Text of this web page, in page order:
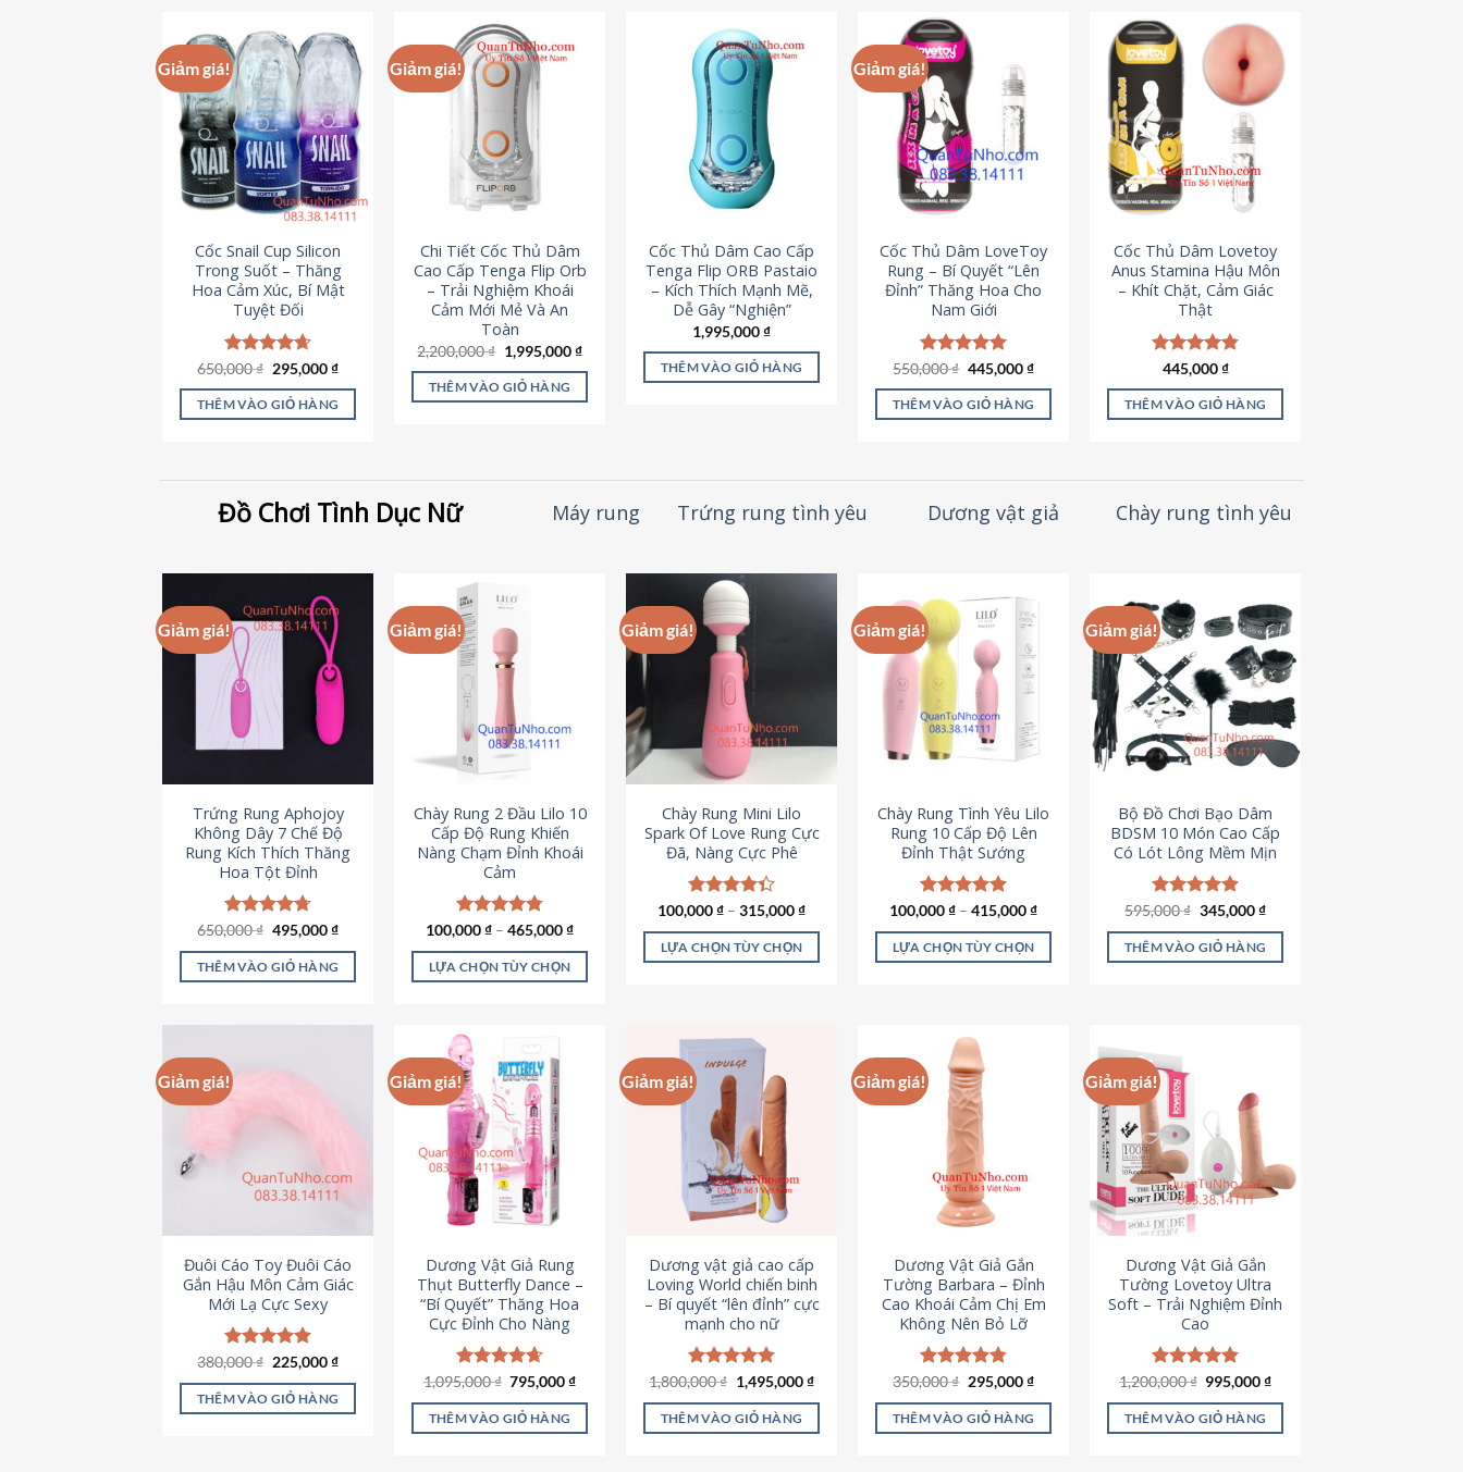
này
có
nhiều
biến
thể.
Các
tùy
chọn
thể
được
chọn
trên
trang
phẩm
Giảm giá!
Cốc Snail Cup Silicon
Trong Suốt – Thăng
Hoa Cảm Xúc, Bí Mật
Tuyệt Đối
Được xếp
hạng4.69
5 sao
650,000₫ Giá
là:
650,000 ₫.
295,000₫Giá
tại
là:
THÊM VÀO GIỎ HÀNG
Giảm giá!
Chi Tiết Cốc Thủ Dâm
Cao Cấp Tenga Flip Orb
– Trải Nghiệm Khoái
Cảm Mới Mẻ Và An
Toàn
2,200,000₫ Giá
gốc
là:
2,200,000 ₫.
1,995,000₫Giá
THÊM VÀO GIỎ HÀNG
Cốc Thủ Dâm Cao Cấp
Tenga Flip ORB Pastaio
– Kích Thích Mạnh Mẽ,
Dễ Gây “Nghiện”
1,995,000₫
THÊM VÀO GIỎ HÀNG
Giảm giá!
Cốc Thủ Dâm LoveToy
Rung – Bí Quyết “Lên
Đỉnh” Thăng Hoa Cho
Nam Giới
Được xếp
hạng5.00
5 sao
550,000₫ Giá
là:
550,000 ₫.
445,000₫Giá
tại
là:
THÊM VÀO GIỎ HÀNG
Cốc Thủ Dâm Lovetoy
Anus Stamina Hậu Môn
– Khít Chặt, Cảm Giác
Thật
Được xếp
hạng4.84
5 sao
445,000₫
THÊM VÀO GIỎ HÀNG
Đồ Chơi Tình Dục Nữ Máy rung Trứng rung tình yêu Dương vật giả Chày rung tình yêu
Giảm giá!
Trứng Rung Aphojoy
Không Dây 7 Chế Độ
Rung Kích Thích Thăng
Hoa Tột Đỉnh
Được xếp
5 sao
650,000₫ Giá
là:
650,000 ₫.
495,000₫Giá
tại
là:
THÊM VÀO GIỎ HÀNG
Giảm giá!
Chày Rung 2 Đầu Lilo 10
Cấp Độ Rung Khiến
Nàng Chạm Đỉnh Khoái
Cảm
Được xếp
5 sao
100,000₫ – 465,000₫
LỰA CHỌN TÙY CHỌN
có
nhiều
biến
thể.
Các
tùy
chọn
thể
được
chọn
trên
trang
phẩm
Giảm giá!
Chày Rung Mini Lilo
Spark Of Love Rung Cực
Đã, Nàng Cực Phê
Được xếp
5 sao
100,000₫ – 315,000₫
LỰA CHỌN TÙY CHỌN
nhiều
thể.
Các
tùy
chọn
được
chọn
trên
trang
sản
phẩm
Giảm giá!
Chày Rung Tình Yêu Lilo
Rung 10 Cấp Độ Lên
Đỉnh Thật Sướng
Được xếp
5 sao
100,000₫ – 415,000₫
LỰA CHỌN TÙY CHỌN
có
nhiều
biến
thể.
Các
tùy
chọn
có
được
chọn
trên
trang
sản
phẩm
Giảm giá!
Bộ Đồ Chơi Bạo Dâm
BDSM 10 Món Cao Cấp
Có Lót Lông Mềm Mịn
Được xếp
5 sao
595,000₫ Giá
là:
595,000 ₫.
345,000₫Giá
tại
là:
THÊM VÀO GIỎ HÀNG
Giảm giá!
Đuôi Cáo Toy Đuôi Cáo
Gắn Hậu Môn Cảm Giác
Mới Lạ Cực Sexy
Được xếp
5 sao
380,000₫ Giá
là:
380,000 ₫.
225,000₫Giá
tại
là:
THÊM VÀO GIỎ HÀNG
Giảm giá!
Dương Vật Giả Rung
Thụt Butterfly Dance –
“Bí Quyết” Thăng Hoa
Cực Đỉnh Cho Nàng
Được xếp
5 sao
1,095,000₫ Giá
là:
1,095,000 ₫.
795,000₫Giá
tại
THÊM VÀO GIỎ HÀNG
Giảm giá!
Dương vật giả cao cấp
Loving World chiến binh
– Bí quyết “lên đỉnh” cực
mạnh cho nữ
Được xếp
5 sao
1,800,000₫ Giá
gốc
là:
1,800,000 ₫.
1,495,000₫Giá
tại
THÊM VÀO GIỎ HÀNG
Giảm giá!
Dương Vật Giả Gắn
Tường Barbara – Đỉnh
Cao Khoái Cảm Chị Em
Không Nên Bỏ Lỡ
Được xếp
5 sao
350,000₫ Giá
là:
350,000 ₫.
295,000₫Giá
tại
là:
THÊM VÀO GIỎ HÀNG
Giảm giá!
Dương Vật Giả Gắn
Tường Lovetoy Ultra
Soft – Trải Nghiệm Đỉnh
Cao
Được xếp
5 sao
1,200,000₫ Giá
là:
1,200,000 ₫.
995,000₫Giá
tại
THÊM VÀO GIỎ HÀNG